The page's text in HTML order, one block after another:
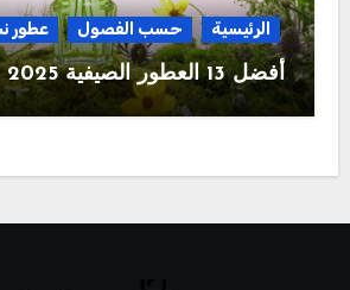
الرئيسية حسب الفصول عطور
أفضل 13 العطور الصيفية 2025